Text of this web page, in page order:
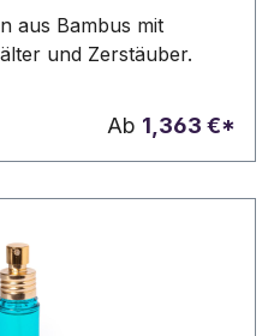
aus Bambus mit
und Zerstäuber.
Ab 1,363 €*